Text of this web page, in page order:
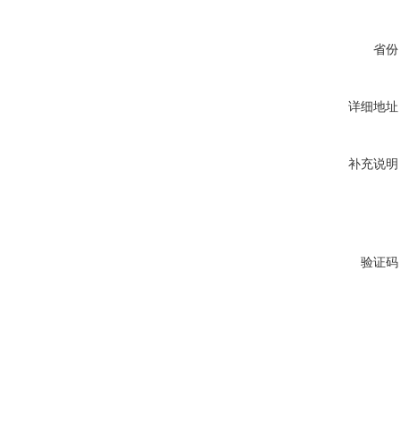
省份
详细地址
补充说明
验证码